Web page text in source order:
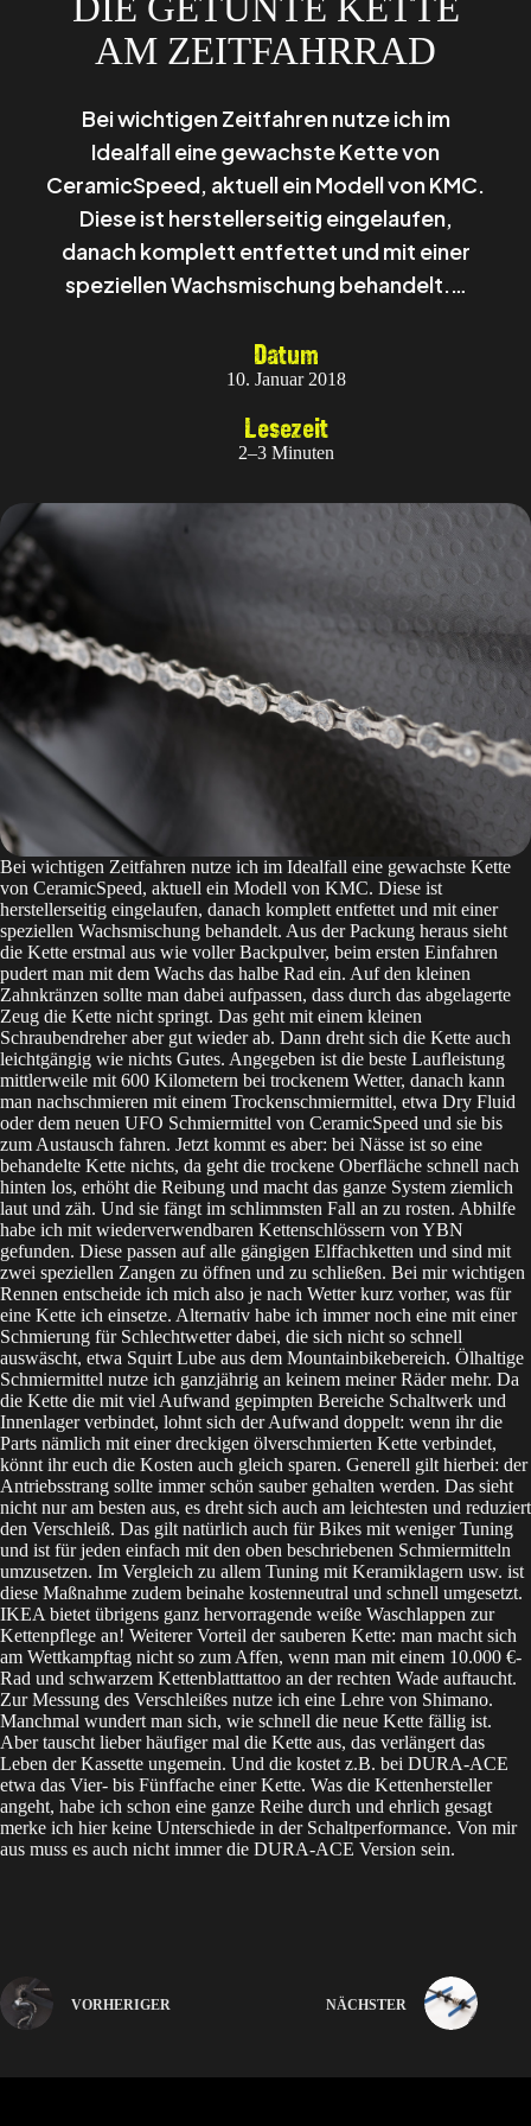
AM ZEITFAHRRAD
Bei wichtigen Zeitfahren nutze ich im
Idealfall eine gewachste Kette von
CeramicSpeed, aktuell ein Modell von KMC.
Diese ist herstellerseitig eingelaufen,
danach komplett entfettet und mit einer
speziellen Wachsmischung behandelt.…
Datum
10. Januar 2018
Lesezeit
2–3 Minuten
Bei wichtigen Zeitfahren nutze ich im Idealfall eine gewachste Kette
von CeramicSpeed, aktuell ein Modell von KMC. Diese ist
herstellerseitig eingelaufen, danach komplett entfettet und mit einer
speziellen Wachsmischung behandelt. Aus der Packung heraus sieht
die Kette erstmal aus wie voller Backpulver, beim ersten Einfahren
pudert man mit dem Wachs das halbe Rad ein. Auf den kleinen
Zahnkränzen sollte man dabei aufpassen, dass durch das abgelagerte
Zeug die Kette nicht springt. Das geht mit einem kleinen
Schraubendreher aber gut wieder ab. Dann dreht sich die Kette auch
leichtgängig wie nichts Gutes. Angegeben ist die beste Laufleistung
mittlerweile mit 600 Kilometern bei trockenem Wetter, danach kann
man nachschmieren mit einem Trockenschmiermittel, etwa Dry Fluid
oder dem neuen UFO Schmiermittel von CeramicSpeed und sie bis
zum Austausch fahren. Jetzt kommt es aber: bei Nässe ist so eine
behandelte Kette nichts, da geht die trockene Oberfläche schnell nach
hinten los, erhöht die Reibung und macht das ganze System ziemlich
laut und zäh. Und sie fängt im schlimmsten Fall an zu rosten. Abhilfe
habe ich mit wiederverwendbaren Kettenschlössern von YBN
gefunden. Diese passen auf alle gängigen Elffachketten und sind mit
zwei speziellen Zangen zu öffnen und zu schließen. Bei mir wichtigen
Rennen entscheide ich mich also je nach Wetter kurz vorher, was für
eine Kette ich einsetze. Alternativ habe ich immer noch eine mit einer
Schmierung für Schlechtwetter dabei, die sich nicht so schnell
auswäscht, etwa Squirt Lube aus dem Mountainbikebereich. Ölhaltige
Schmiermittel nutze ich ganzjährig an keinem meiner Räder mehr. Da
die Kette die mit viel Aufwand gepimpten Bereiche Schaltwerk und
Innenlager verbindet, lohnt sich der Aufwand doppelt: wenn ihr die
Parts nämlich mit einer dreckigen ölverschmierten Kette verbindet,
könnt ihr euch die Kosten auch gleich sparen. Generell gilt hierbei: der
Antriebsstrang sollte immer schön sauber gehalten werden. Das sieht
nicht nur am besten aus, es dreht sich auch am leichtesten und reduziert
den Verschleiß. Das gilt natürlich auch für Bikes mit weniger Tuning
und ist für jeden einfach mit den oben beschriebenen Schmiermitteln
umzusetzen. Im Vergleich zu allem Tuning mit Keramiklagern usw. ist
diese Maßnahme zudem beinahe kostenneutral und schnell umgesetzt.
IKEA bietet übrigens ganz hervorragende weiße Waschlappen zur
Kettenpflege an! Weiterer Vorteil der sauberen Kette: man macht sich
am Wettkampftag nicht so zum Affen, wenn man mit einem 10.000 €-
Rad und schwarzem Kettenblatttattoo an der rechten Wade auftaucht.
Zur Messung des Verschleißes nutze ich eine Lehre von Shimano.
Manchmal wundert man sich, wie schnell die neue Kette fällig ist.
Aber tauscht lieber häufiger mal die Kette aus, das verlängert das
Leben der Kassette ungemein. Und die kostet z.B. bei DURA-ACE
etwa das Vier- bis Fünffache einer Kette. Was die Kettenhersteller
angeht, habe ich schon eine ganze Reihe durch und ehrlich gesagt
merke ich hier keine Unterschiede in der Schaltperformance. Von mir
aus muss es auch nicht immer die DURA-ACE Version sein.
VORHERIGER NÄCHSTER